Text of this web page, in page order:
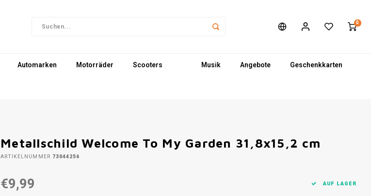
0
Automarken Motorräder Scooters Musik Angebote Geschenkkarten
Metallschild Welcome To My Garden 31,8x15,2 cm
ARTIKELNUMMER 73044256
€9,99 AUF LAGER